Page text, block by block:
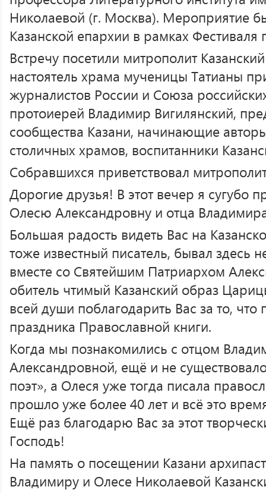
Николаевой (г. Москва). Мероприятие
Казанской епархии в рамках Фестиваля
Встречу посетили митрополит
настоятель храма мученицы Татианы
журналистов России и Союза
протоиерей Владимир Вигилянский,
сообщества Казани, начинающие
столичных храмов, воспитанники
Собравшихся приветствовал
Дорогие друзья! В этот вечер я сугубо
Олесю Александровну и отца
Большая радость видеть Вас на
тоже известный писатель, бывал здесь
вместе со Святейшим Патриархом
обитель чтимый Казанский образ
всей души поблагодарить Вас за то, что
праздника Православной книги.
Когда мы познакомились с отцом
Александровной, ещё и не
поэт», а Олеся уже тогда писала
прошло уже более 40 лет и всё это
Ещё раз благодарю Вас за этот
Господь!
На память о посещении Казани
Владимиру и Олесе Николаевой